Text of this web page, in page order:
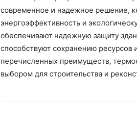
современное и надежное решение,
энергоэффективность и
обеспечивают надежную защиту
способствуют сохранению ресурсов
перечисленных преимуществ,
выбором для строительства и